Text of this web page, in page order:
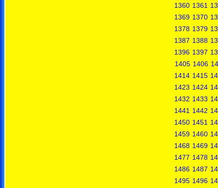
1360 1361
1369 1370
1378 1379
1387 1388
1396 1397
1405 1406
1414 1415
1423 1424
1432 1433
1441 1442
1450 1451
1459 1460
1468 1469
1477 1478
1486 1487
1495 1496